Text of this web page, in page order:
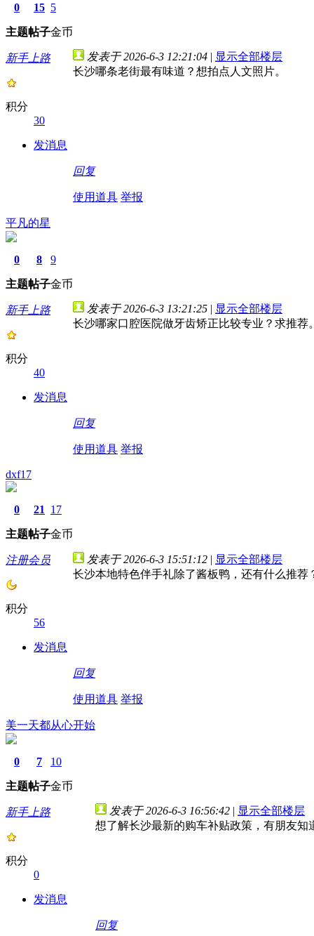
0
主题
15
帖子
5
金币
新手上路
积分
30
发消息
发表于 2026-6-3 12:21:04 | 显示全部楼层
长沙哪条老街最有味道？想拍点人文照片。
回复
使用道具 举报
平凡的星
0
主题
8
帖子
9
金币
新手上路
积分
40
发消息
发表于 2026-6-3 13:21:25 | 显示全部楼层
长沙哪家口腔医院做牙齿矫正比较专业？求推荐
回复
使用道具 举报
dxf17
0
主题
21
帖子
17
金币
注册会员
积分
56
发消息
发表于 2026-6-3 15:51:12 | 显示全部楼层
长沙本地特色伴手礼除了酱板鸭，还有什么推荐
回复
使用道具 举报
美一天都从心开始
0
主题
7
帖子
10
金币
新手上路
积分
0
发消息
发表于 2026-6-3 16:56:42 | 显示全部楼层
想了解长沙最新的购车补贴政策，有朋友知
回复